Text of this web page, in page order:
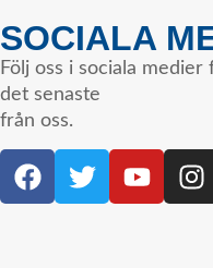
SOCIALA
Följ oss i sociala
det senaste
från oss.